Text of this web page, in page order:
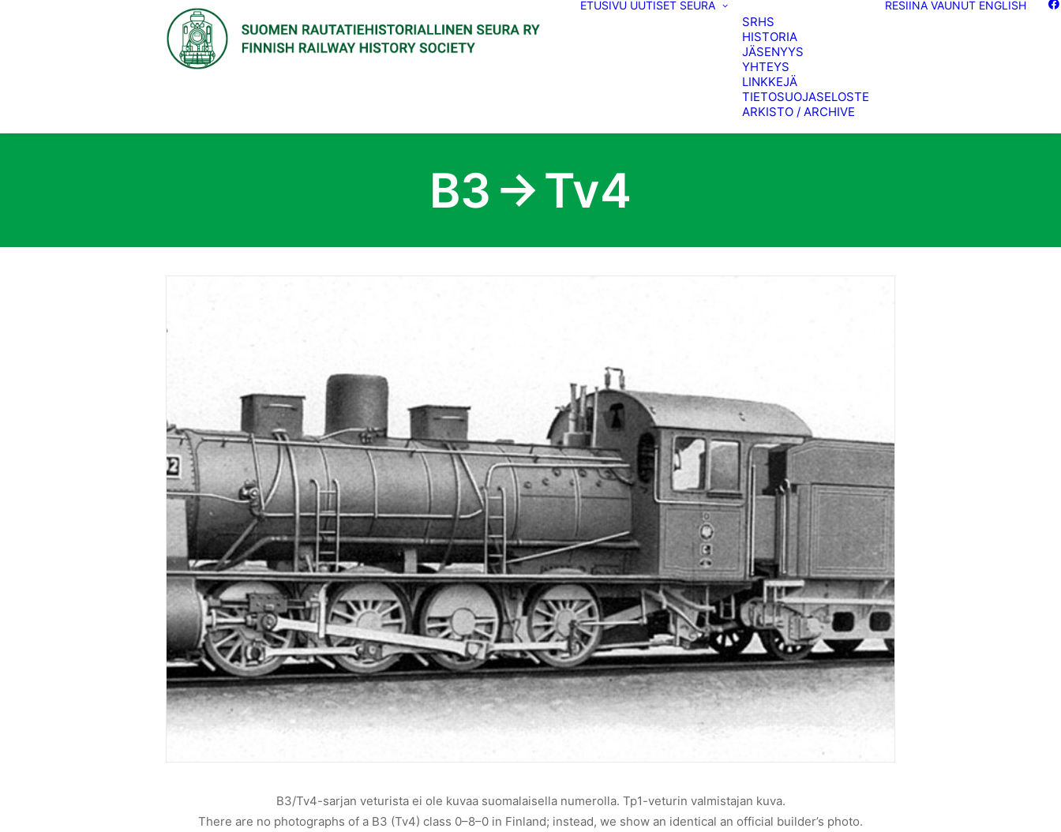
ETUSIVU UUTISET SEURA
SRHS
HISTORIA
JÄSENYYS
YHTEYS
LINKKEJÄ
TIETOSUOJASELOSTE
ARKISTO / ARCHIVE
RESIINA VAUNUT ENGLISH
B3 → Tv4
B3/Tv4-sarjan veturista ei ole kuvaa suomalaisella numerolla. Tp1-veturin valmistajan kuva.
There are no photographs of a B3 (Tv4) class 0–8–0 in Finland; instead, we show an identical an official builder’s photo.